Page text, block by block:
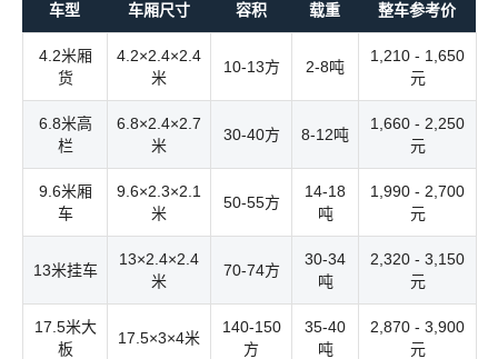
车型 车厢尺寸 容积 载重 整车参考价
4.2米厢
货
4.2×2.4×2.4
米
10-13方 2-8吨
1,210 - 1,650
元
6.8米高
栏
6.8×2.4×2.7
米
30-40方 8-12吨
1,660 - 2,250
元
9.6米厢
车
9.6×2.3×2.1
米
50-55方
14-18
吨
1,990 - 2,700
元
13米挂车
13×2.4×2.4
米
70-74方
30-34
吨
2,320 - 3,150
元
17.5米大
板
17.5×3×4米
140-150
方
35-40
吨
2,870 - 3,900
元